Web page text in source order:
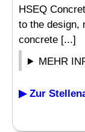
HSEQ
to the design,
concrete [...]
MEHR
▶ Zur